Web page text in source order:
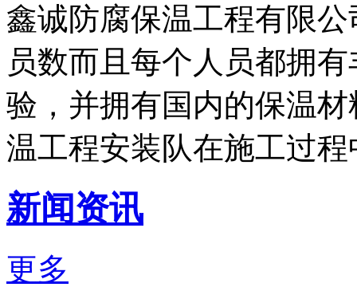
鑫诚防腐保温工程有限
员数而且每个人员都拥
验，并拥有国内的保温
温工程安装队在施工过程
新闻资讯
更多